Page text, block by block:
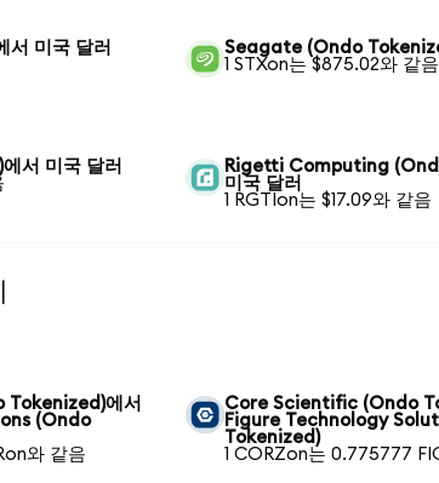
미국 달러
Seagate (Ondo
1 STXon는 $875.02와 같음
서 미국 달러
Rigetti Computing
미국 달러
1 RGTIon는 $17.09와 같음
에서
(Ondo
와 같음
Core Scientific (Ondo
Figure Technology
Tokenized)
1 CORZon는 0.775777